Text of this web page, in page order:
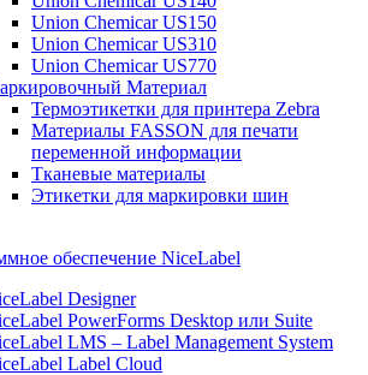
Union Chemicar US150
Union Chemicar US310
Union Chemicar US770
Материал
Термоэтикетки для принтера Zebra
Материалы FASSON для печати
переменной информации
Тканевые материалы
Этикетки для маркировки шин
обеспечение NiceLabel
Designer
PowerForms Desktop или Suite
LMS – Label Management System
Label Cloud